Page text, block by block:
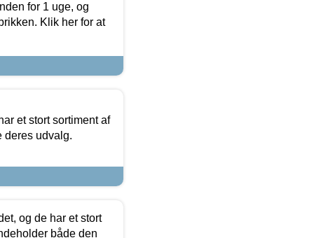
for 1 uge, og
Klik her for at
et stort sortiment af
deres udvalg.
og de har et stort
både den